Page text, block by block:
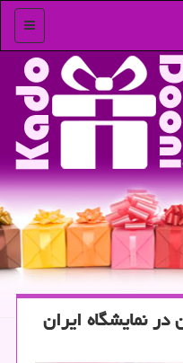
منو
نمایشگاه ایران